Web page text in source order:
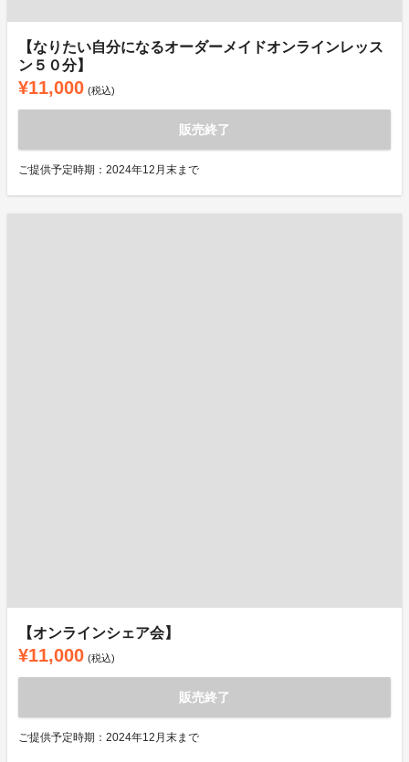
【なりたい自分になるオーダーメイドオンラインレッス
ン５０分】
¥11,000 (税込)
販売終了
ご提供予定時期：2024年12月末まで
【オンラインシェア会】
¥11,000 (税込)
販売終了
ご提供予定時期：2024年12月末まで